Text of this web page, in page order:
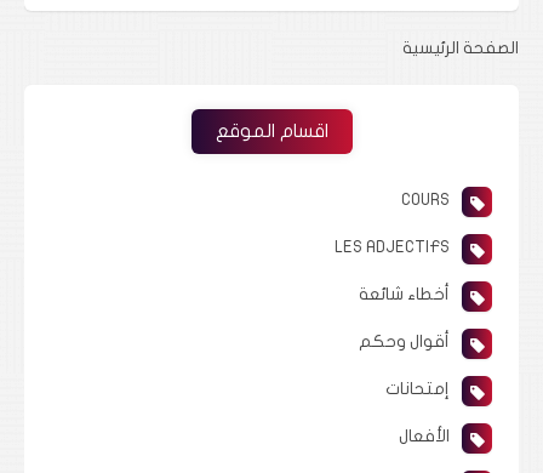
الصفحة الرئيسية
اقسام الموقع
COURS
LES ADJECTIFS
أخطاء شائعة
أقوال وحكم
إمتحانات
الأفعال